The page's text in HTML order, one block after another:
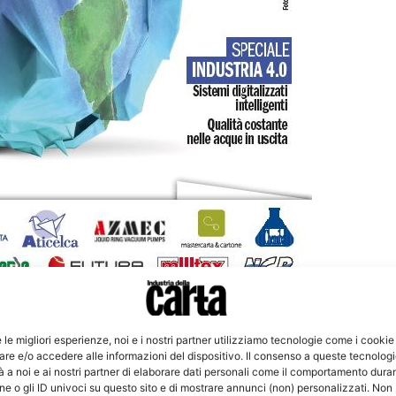
le migliori esperienze, noi e i nostri partner utilizziamo tecnologie come i cookie
e/o accedere alle informazioni del dispositivo. Il consenso a queste
a noi e ai nostri partner di elaborare dati personali come il comportamento
o gli ID univoci su questo sito e di mostrare annunci (non) personalizzati. Non
a Lucca!